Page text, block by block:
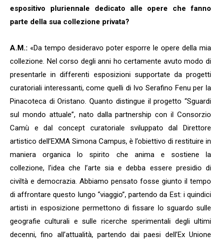
espositivo pluriennale dedicato alle opere che fanno
parte della sua collezione privata?
A.M.: «Da tempo desideravo poter esporre le opere della mia
collezione. Nel corso degli anni ho certamente avuto modo di
presentarle in differenti esposizioni supportate da progetti
curatoriali interessanti, come quelli di Ivo Serafino Fenu per la
Pinacoteca di Oristano. Quanto distingue il progetto “Sguardi
sul mondo attuale”, nato dalla partnership con il Consorzio
Camù e dal concept curatoriale sviluppato dal Direttore
artistico dell’EXMA Simona Campus, è l’obiettivo di restituire in
maniera organica lo spirito che anima e sostiene la
collezione, l’idea che l’arte sia e debba essere presidio di
civiltà e democrazia. Abbiamo pensato fosse giunto il tempo
di affrontare questo lungo “viaggio”, partendo da Est: i quindici
artisti in esposizione permettono di fissare lo sguardo sulle
geografie culturali e sulle ricerche sperimentali degli ultimi
decenni, fino all’attualità, partendo dai paesi dell’Ex Unione